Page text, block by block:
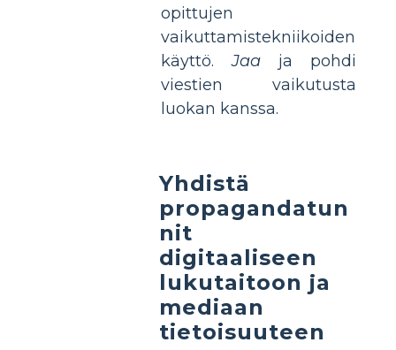
opittujen
vaikuttamistekniikoiden
käyttö.Jaa ja pohdi
viestien vaikutusta
luokan kanssa.
Yhdistä
propagandatun
nit
digitaaliseen
lukutaitoon ja
mediaan
tietoisuuteen